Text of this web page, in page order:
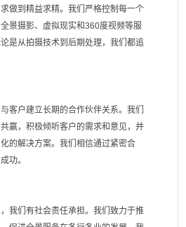
做到精益求精。我们严格控制每一个
景摄影、虚拟现实和360度视频等服
是从拍摄技术到后期处理，我们都追
客户建立长期的合作伙伴关系。我们
赢，积极倾听客户的需求和意见，并
的解决方案。我们相信通过紧密合
功。
我们有社会责任承担。我们致力于推